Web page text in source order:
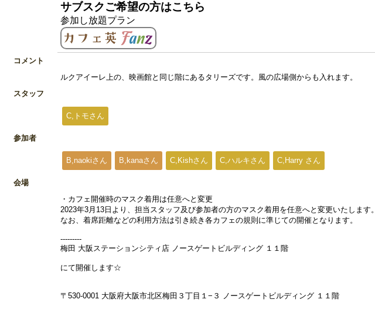
サブスクご希望の方はこちら
参加し放題プラン
コメント
ルクアイーレ上の、映画館と同じ階にあるタリーズです。風の広場側からも入れます。
スタッフ
C,トモさん
参加者
B,naokiさん B,kanaさん C,Kishさん C,ハルキさん C,Harry さん
会場
・カフェ開催時のマスク着用は任意へと変更
2023年3月13日より、担当スタッフ及び参加者の方のマスク着用を任意へと変更いたします。
なお、着席距離などの利用方法は引き続き各カフェの規則に準じての開催となります。
---------
梅田 大阪ステーションシティ店 ノースゲートビルディング １１階
にて開催します☆
〒530-0001 大阪府大阪市北区梅田３丁目１−３ ノースゲートビルディング １１階